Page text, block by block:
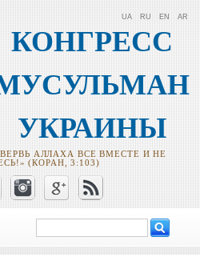
КОНГРЕСС
УКРАИНЫ
АЛЛАХА ВСЕ ВМЕСТЕ И НЕ
(КОРАН, 3:103)
UA RU EN AR
Форма поиска